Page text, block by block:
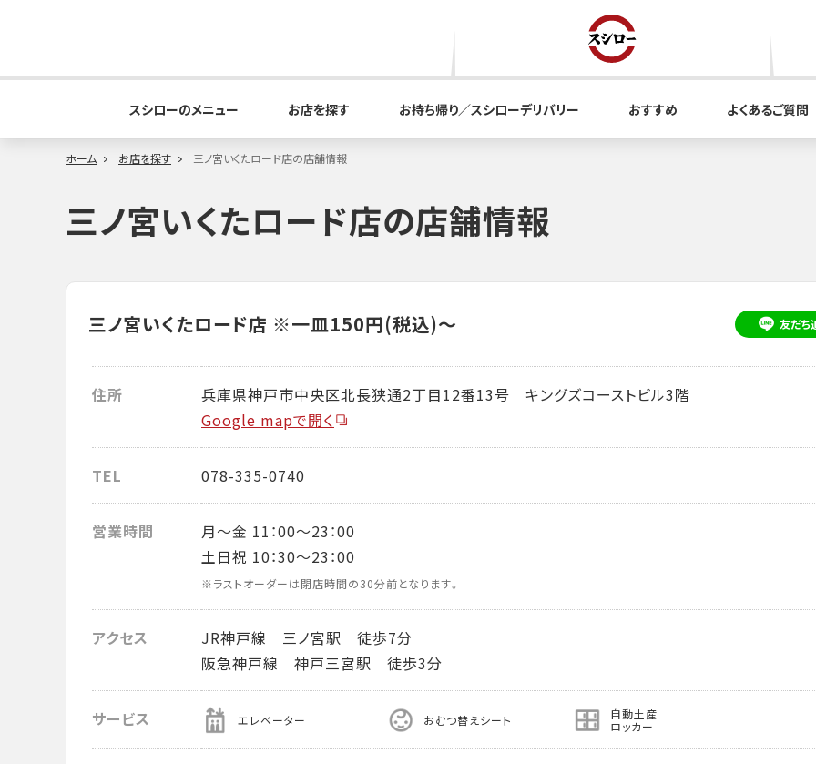
スシローのメニュー お店を探す お持ち帰り／スシローデリバリー おすすめ よくあるご質問
ホーム お店を探す 三ノ宮いくたロード店の店舗情報
三ノ宮いくたロード店の店舗情報
三ノ宮いくたロード店 ※一皿150円(税込)～ 友だち
住所
兵庫県神戸市中央区北長狭通2丁目12番13号 キングズコーストビル3階
Google mapで開く
TEL 078-335-0740
営業時間
月～金 11：00～23：00
土日祝 10：30～23：00
※ラストオーダーは閉店時間の30分前となります。
アクセス
JR神戸線 三ノ宮駅 徒歩7分
阪急神戸線 神戸三宮駅 徒歩3分
サービス エレベーター おむつ替えシート 自動土産
ロッカー